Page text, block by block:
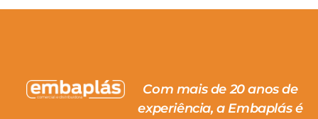
Com mais de 20 anos de
experiência, a Embaplás é